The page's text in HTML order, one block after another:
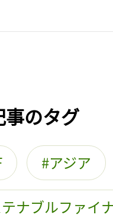
事のタグ
アジア
ナブルファイ